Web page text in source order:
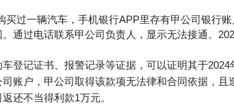
过一辆汽车，手机银行APP里存有甲公司银行
通过电话联系甲公司负责人，显示无法接通。
登记证书、报警记录等证据，可以证明其于2024
账户，甲公司取得该款项无法律和合同依据，且
还不当得利款1万元。